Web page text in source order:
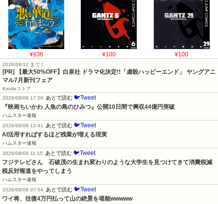
¥836 ¥100 ¥100
2026/08/11 まで！
[PR] 【最大50%OFF】白泉社 ドラマ化決定!!「虐殺ハッピーエンド」 ヤングアニ
マル7月新刊フェア
Kindleストア
2026/08/06 17:20
あとで読む 🐦Tweet
『映画ちいかわ 人魚の島のひみつ』公開10日間で興収44億円突破
ハムスター速報
2026/08/06 12:41
あとで読む 🐦Tweet
AI活用すればするほど残業が増える現実
ハムスター速報
2026/08/06 11:15
あとで読む 🐦Tweet
フジテレビさん　石破茂の生まれ変わりのような大学生を見つけてきて消費税減
税反対報道をやってしまう
ハムスター速報
2026/08/06 07:54 あとで読む 🐦Tweet
ワイ将、往復4万円払って山の絶景を堪能wwwww